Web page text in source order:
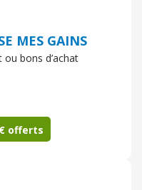
MES GAINS
bons d’achat
offerts